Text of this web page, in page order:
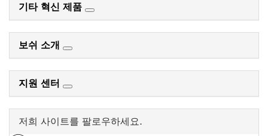
기타 혁신 제품
보쉬 소개
지원 센터
저희 사이트를 팔로우하세요.